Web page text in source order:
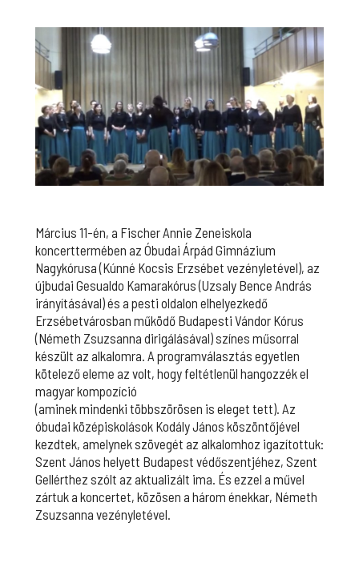
Március 11-én, a Fischer Annie Zeneiskola
koncerttermében az Óbudai Árpád Gimnázium
Nagykórusa (Kúnné Kocsis Erzsébet vezényletével), az
újbudai Gesualdo Kamarakórus (Uzsaly Bence András
irányításával) és a pesti oldalon elhelyezkedő
Erzsébetvárosban működő Budapesti Vándor Kórus
(Németh Zsuzsanna dirigálásával) színes műsorral
készült az alkalomra. A programválasztás egyetlen
kötelező eleme az volt, hogy feltétlenül hangozzék el
magyar kompozíció
(aminek mindenki többszörösen is eleget tett). Az
óbudai középiskolások Kodály János köszöntőjével
kezdtek, amelynek szövegét az alkalomhoz igazítottuk:
Szent János helyett Budapest védőszentjéhez, Szent
Gellérthez szólt az aktualizált ima. És ezzel a művel
zártuk a koncertet, közösen a három énekkar, Németh
Zsuzsanna vezényletével.